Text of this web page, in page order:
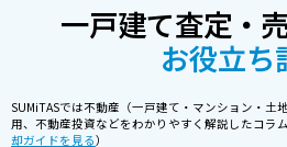
一戸建て査定・
お役立ち
SUMiTASでは不動産（一戸建て・マンション・土
用、不動産投資などをわかりやすく解説したコラ
却ガイドを見る）